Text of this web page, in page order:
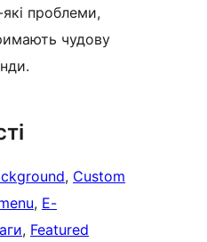
проблеми,
чудову
, Custom
, E-
, Featured